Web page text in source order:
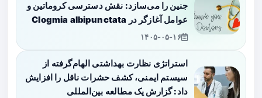
جنین را می‌سازد: نقش دسترسی کروماتین و
عوامل آغازگر در Clogmia albipunctata
۱۴۰۵-۰۵-۱۶
استراتژی نظارت بهداشتی الهام‌گرفته از
سیستم ایمنی، کشف حشرات ناقل را افزایش
داد: گزارش یک مطالعه بین‌المللی